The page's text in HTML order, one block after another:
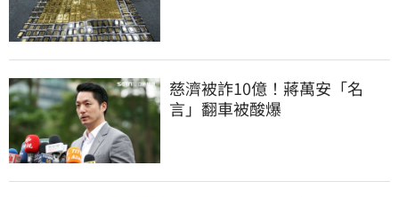
慈濟被詐10億！蔣萬安「名
言」翻車被酸爆